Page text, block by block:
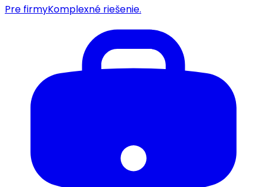
Pre firmyKomplexné riešenie.